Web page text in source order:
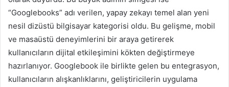
“Googlebooks” adı verilen, yapay zekayı temel alan yeni
nesil dizüstü bilgisayar kategorisi oldu. Bu gelişme, mobil
ve masaüstü deneyimlerini bir araya getirerek
kullanıcıların dijital etkileşimini kökten değiştirmeye
hazırlanıyor. Googlebook ile birlikte gelen bu entegrasyon,
kullanıcıların alışkanlıklarını, geliştiricilerin uygulama